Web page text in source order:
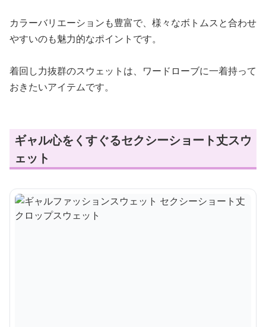
カラーバリエーションも豊富で、様々なボトムスと合わせ
やすいのも魅力的なポイントです。
着回し力抜群のスウェットは、ワードローブに一着持って
おきたいアイテムです。
ギャル心をくすぐるセクシーショート丈スウ
ェット